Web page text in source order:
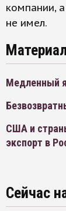
компании,
не имел.
Медленный
США и
экспорт в
Сейчас